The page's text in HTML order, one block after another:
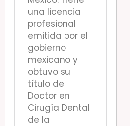
una licencia
profesional
emitida por el
gobierno
mexicano y
obtuvo su
título de
Doctor en
Cirugía Dental
de la